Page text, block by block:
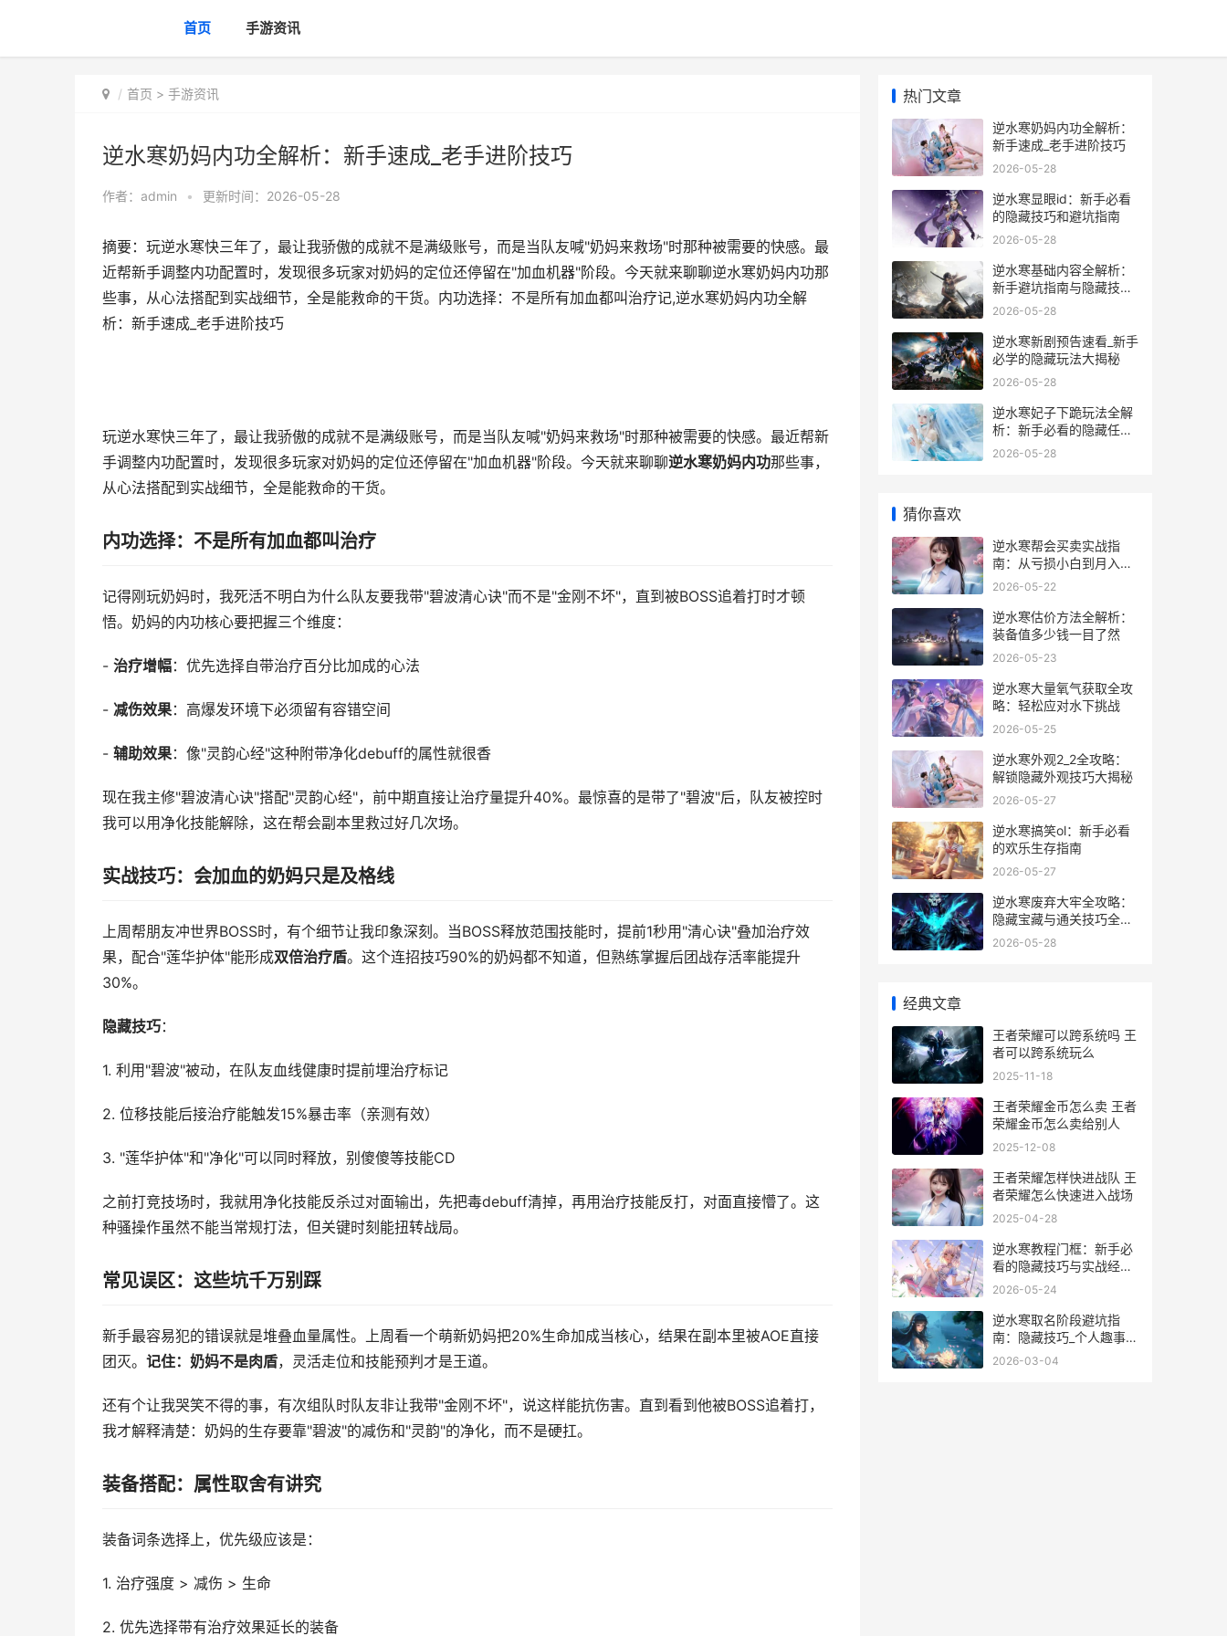
首页 手游资讯
首页 > 手游资讯
逆水寒奶妈内功全解析：新手速成_老手进阶技巧
作者： admin • 更新时间：2026-05-28
摘要：玩逆水寒快三年了，最让我骄傲的成就不是满级账号，而是当队友喊"奶妈来救场"时那种被需要的快感。最
近帮新手调整内功配置时，发现很多玩家对奶妈的定位还停留在"加血机器"阶段。今天就来聊聊逆水寒奶妈内功那
些事，从心法搭配到实战细节，全是能救命的干货。内功选择：不是所有加血都叫治疗记,逆水寒奶妈内功全解
析：新手速成_老手进阶技巧
玩逆水寒快三年了，最让我骄傲的成就不是满级账号，而是当队友喊"奶妈来救场"时那种被需要的快感。最近帮新
手调整内功配置时，发现很多玩家对奶妈的定位还停留在"加血机器"阶段。今天就来聊聊逆水寒奶妈内功那些事，
从心法搭配到实战细节，全是能救命的干货。
内功选择：不是所有加血都叫治疗
记得刚玩奶妈时，我死活不明白为什么队友要我带"碧波清心诀"而不是"金刚不坏"，直到被BOSS追着打时才顿
悟。奶妈的内功核心要把握三个维度：
- 治疗增幅：优先选择自带治疗百分比加成的心法
- 减伤效果：高爆发环境下必须留有容错空间
- 辅助效果：像"灵韵心经"这种附带净化debuff的属性就很香
现在我主修"碧波清心诀"搭配"灵韵心经"，前中期直接让治疗量提升40%。最惊喜的是带了"碧波"后，队友被控时
我可以用净化技能解除，这在帮会副本里救过好几次场。
实战技巧：会加血的奶妈只是及格线
上周帮朋友冲世界BOSS时，有个细节让我印象深刻。当BOSS释放范围技能时，提前1秒用"清心诀"叠加治疗效
果，配合"莲华护体"能形成双倍治疗盾。这个连招技巧90%的奶妈都不知道，但熟练掌握后团战存活率能提升
30%。
隐藏技巧：
1. 利用"碧波"被动，在队友血线健康时提前埋治疗标记
2. 位移技能后接治疗能触发15%暴击率（亲测有效）
3. "莲华护体"和"净化"可以同时释放，别傻傻等技能CD
之前打竞技场时，我就用净化技能反杀过对面输出，先把毒debuff清掉，再用治疗技能反打，对面直接懵了。这
种骚操作虽然不能当常规打法，但关键时刻能扭转战局。
常见误区：这些坑千万别踩
新手最容易犯的错误就是堆叠血量属性。上周看一个萌新奶妈把20%生命加成当核心，结果在副本里被AOE直接
团灭。 记住：奶妈不是肉盾，灵活走位和技能预判才是王道。
还有个让我哭笑不得的事，有次组队时队友非让我带"金刚不坏"，说这样能抗伤害。直到看到他被BOSS追着打，
我才解释清楚：奶妈的生存要靠"碧波"的减伤和"灵韵"的净化，而不是硬扛。
装备搭配：属性取舍有讲究
装备词条选择上，优先级应该是：
1. 治疗强度 > 减伤 > 生命
2. 优先选择带有治疗效果延长的装备
热门文章
逆水寒奶妈内功全解析：
新手速成_老手进阶技巧
2026-05-28
逆水寒显眼id：新手必看
的隐藏技巧和避坑指南
2026-05-28
逆水寒基础内容全解析：
新手避坑指南与隐藏技巧
大揭秘
2026-05-28
逆水寒新剧预告速看_新手
必学的隐藏玩法大揭秘
2026-05-28
逆水寒妃子下跪玩法全解
析：新手必看的隐藏任务
攻略
2026-05-28
猜你喜欢
逆水寒帮会买卖实战指
南：从亏损小白到月入碎
银5000万
2026-05-22
逆水寒估价方法全解析：
装备值多少钱一目了然
2026-05-23
逆水寒大量氧气获取全攻
略：轻松应对水下挑战
2026-05-25
逆水寒外观2_2全攻略：
解锁隐藏外观技巧大揭秘
2026-05-27
逆水寒搞笑ol：新手必看
的欢乐生存指南
2026-05-27
逆水寒废弃大牢全攻略：
隐藏宝藏与通关技巧全解
析
2026-05-28
经典文章
王者荣耀可以跨系统吗 王
者可以跨系统玩么
2025-11-18
王者荣耀金币怎么卖 王者
荣耀金币怎么卖给别人
2025-12-08
王者荣耀怎样快进战队 王
者荣耀怎么快速进入战场
2025-04-28
逆水寒教程门框：新手必
看的隐藏技巧与实战经验
分享
2026-05-24
逆水寒取名阶段避坑指
南：隐藏技巧_个人趣事分
享
2026-03-04